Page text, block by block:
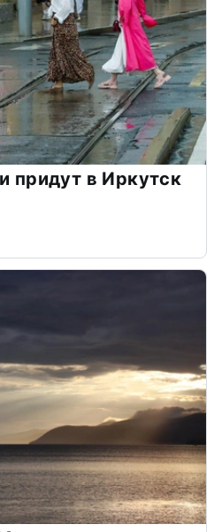
придут в Иркутск